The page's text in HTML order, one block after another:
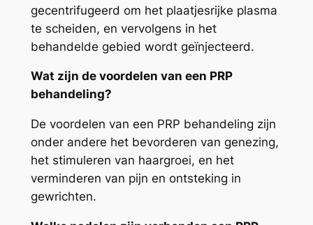
gecentrifugeerd om het plaatjesrijke plasma
te scheiden, en vervolgens in het
behandelde gebied wordt geïnjecteerd.
Wat zijn de voordelen van een PRP
behandeling?
De voordelen van een PRP behandeling zijn
onder andere het bevorderen van genezing,
het stimuleren van haargroei, en het
verminderen van pijn en ontsteking in
gewrichten.